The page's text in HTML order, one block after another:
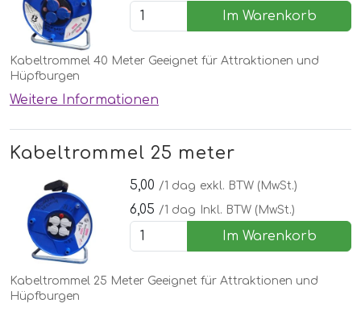
Im Warenkorb
Kabeltrommel 40 Meter Geeignet für Attraktionen und
Hüpfburgen
Weitere Informationen
Kabeltrommel 25 meter
5,00 /1 dag exkl. BTW (MwSt.)
6,05 /1 dag Inkl. BTW (MwSt.)
Im Warenkorb
Kabeltrommel 25 Meter Geeignet für Attraktionen und
Hüpfburgen